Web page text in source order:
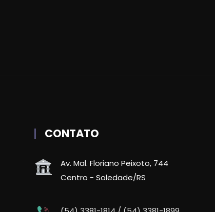
CONTATO
Av. Mal. Floriano Peixoto, 744
Centro - Soledade/RS